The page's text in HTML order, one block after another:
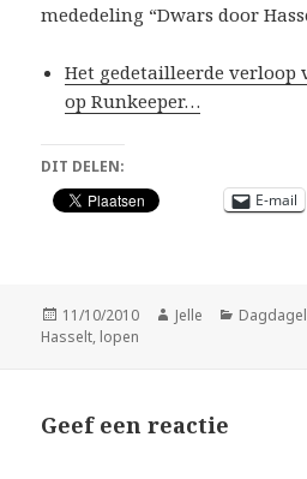
mededeling “Dwars door
Het gedetailleerde
op Runkeeper…
DIT DELEN:
E-mail
Geplaatst
op
11/10/2010 Auteur
Jelle
Hasselt, lopen
Geef een reactie